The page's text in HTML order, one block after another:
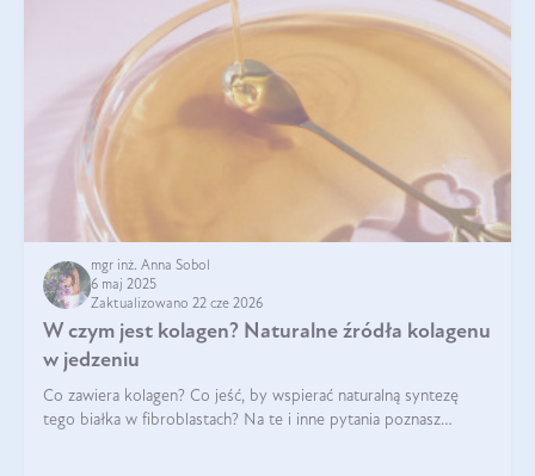
mgr inż. Anna Sobol
6 maj 2025
Zaktualizowano 22 cze 2026
W czym jest kolagen? Naturalne źródła kolagenu
w jedzeniu
Co zawiera kolagen? Co jeść, by wspierać naturalną syntezę
tego białka w fibroblastach? Na te i inne pytania poznasz